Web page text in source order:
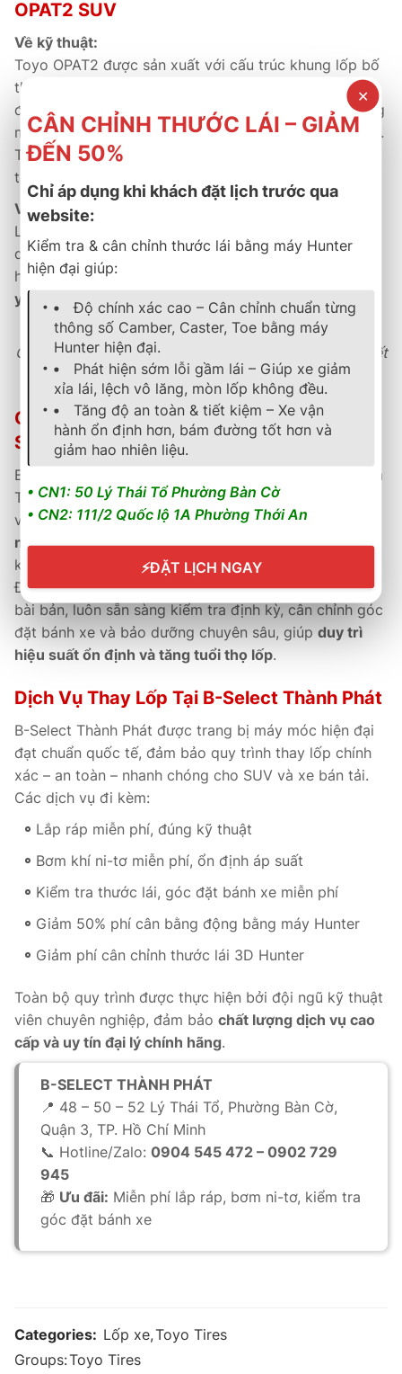
OPAT2 SUV
Về kỹ thuật:
Toyo OPAT2 được sản xuất với cấu trúc khung lốp bố
thép nhiều lớp kết hợp hợp chất cao su chịu lực cao,
đảm bảo
độ bền vượt trội
, khả năng bám đường trong
mọi điều kiện và vận hành êm ái trong mọi tình huống.
Thiết kế gai lốp hiện đại giúp
tăng độ ổn định khi xe vận hành tốc độ cao.
Về thương mại:
Là dòng All-Terrain cao cấp của Toyo, OPAT2 đi kèm
dịch vụ bảo hành chính hãng, cùng hệ thống đại lý và
hậu mãi chuyên nghiệp tại Việt Nam, giúp khách hàng
yên tâm sử dụng lâu dài
Chất lượng Nhật Bản – hiệu suất mạnh mẽ, bền bỉ và tiết
kiệm nhiên liệu vượt trội.
Chính Sách Bảo Hành & Hậu Mãi Tại B-
Select Thành Phát
B-Select Thành Phát là đại lý ủy quyền chính hãng của
Toyo Tires Việt Nam, cung cấp sản phẩm chính hãng
với phiếu bảo hành điện tử và hỗ trợkích hoạt online
nhanh chóng, giúp đảm bảo quyền lợi tối đa cho
khách hàng.
Đội ngũ kỹ thuật viên đạt chuẩn Toyo, được đào tạo
bài bản, luôn sẵn sàng kiểm tra định kỳ, cân chỉnh góc
đặt bánh xe và bảo dưỡng chuyên sâu, giúp duy trì
hiệu suất ổn định và tăng tuổi thọ lốp.
Dịch Vụ Thay Lốp Tại B-Select Thành Phát
B-Select Thành Phát được trang bị máy móc hiện đại
đạt chuẩn quốc tế, đảm bảo quy trình thay lốp chính
xác – an toàn – nhanh chóng cho SUV và xe bán tải.
Các dịch vụ đi kèm:
Lắp ráp miễn phí, đúng kỹ thuật
Bơm khí ni-tơ miễn phí, ổn định áp suất
Kiểm tra thước lái, góc đặt bánh xe miễn phí
Giảm 50% phí cân bằng động bằng máy Hunter
Giảm phí cân chỉnh thước lái 3D Hunter
Toàn bộ quy trình được thực hiện bởi đội ngũ kỹ thuật
viên chuyên nghiệp, đảm bảo chất lượng dịch vụ cao
cấp và uy tín đại lý chính hãng.
B-SELECT THÀNH PHÁT
📍 48 – 50 – 52 Lý Thái Tổ, Phường Bàn Cờ,
Quận 3, TP. Hồ Chí Minh
📞 Hotline/Zalo: 0904 545 472 – 0902 729
945
🎁 Ưu đãi: Miễn phí lắp ráp, bơm ni-tơ, kiểm tra
góc đặt bánh xe
Categories: Lốp xe,Toyo Tires
Groups:Toyo Tires
✕
CÂN CHỈNH THƯỚC LÁI – GIẢM
ĐẾN 50%
Chỉ áp dụng khi khách đặt lịch trước qua
website:
Kiểm tra & cân chỉnh thước lái bằng máy Hunter
hiện đại giúp:
Độ chính xác cao – Cân chỉnh chuẩn từng
thông số Camber, Caster, Toe bằng máy
Hunter hiện đại.
Phát hiện sớm lỗi gầm lái – Giúp xe giảm
xỉa lái, lệch vô lăng, mòn lốp không đều.
Tăng độ an toàn & tiết kiệm – Xe vận
hành ổn định hơn, bám đường tốt hơn và
giảm hao nhiên liệu.
• CN1: 50 Lý Thái Tổ Phường Bàn Cờ
• CN2: 111/2 Quốc lộ 1A Phường Thới An
⚡ĐẶT LỊCH NGAY